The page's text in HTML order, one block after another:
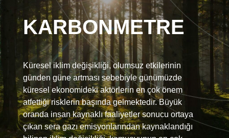
KARBONMETRE
Küresel iklim değişikliği, olumsuz etkilerinin
günden güne artması sebebiyle günümüzde
küresel ekonomideki aktörlerin en çok önem
atfettiği risklerin başında gelmektedir. Büyük
oranda insan kaynaklı faaliyetler sonucu ortaya
çıkan sera gazı emisyonlarından kaynaklandığı